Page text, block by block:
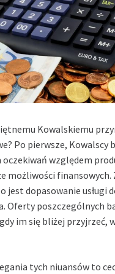
Kowalskiemu
Po pierwsze, Kowalscy
oczekiwań względem
możliwości finansowych.
jest dopasowanie usługi
Oferty poszczególnych
im się bliżej przyjrzeć,
tych niuansów to